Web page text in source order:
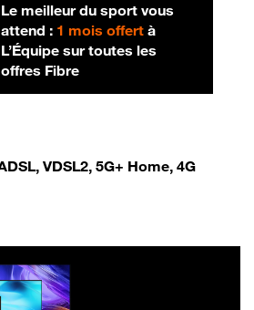
Le meilleur du sport vous
attend : 1 mois offertà
L’Équipe sur toutes les
offres Fibre
VDSL2, 5G+ Home, 4G